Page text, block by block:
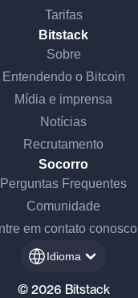
Tarifas
Bitstack
Sobre
Entendendo o Bitcoin
Mídia e imprensa
Notícias
Recrutamento
Socorro
Perguntas Frequentes
Comunidade
em contato conosco
Idioma
© 2026 Bitstack